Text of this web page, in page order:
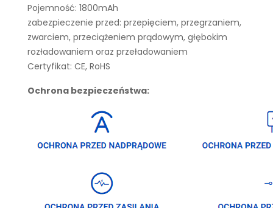
Pojemność: 1800mAh
zabezpieczenie przed: przepięciem, przegrzaniem,
zwarciem, przeciążeniem prądowym, głębokim
rozładowaniem oraz przeładowaniem
Certyfikat: CE, RoHS
Ochrona bezpieczeństwa: